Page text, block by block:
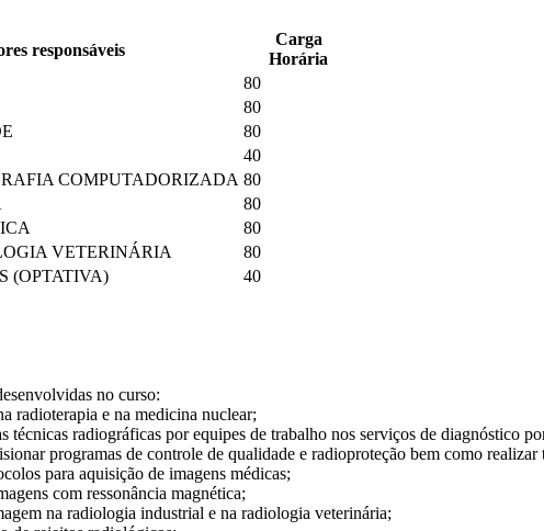
responsáveis
Carga
Horária
80
80
80
40
COMPUTADORIZADA 80
80
80
VETERINÁRIA
80
(OPTATIVA)
40
no curso:
radioterapia e na medicina nuclear;
técnicas radiográficas por equipes de trabalho nos serviços de diagnóstico
programas de controle de qualidade e radioproteção bem como
para aquisição de imagens médicas;
com ressonância magnética;
na radiologia industrial e na radiologia veterinária;